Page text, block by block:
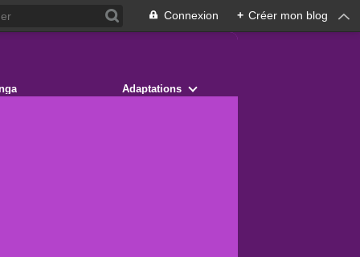
Connexion + Créer mon blog
Adaptations